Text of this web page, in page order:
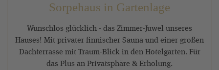
Sorpehaus in Gartenlage
Wunschlos glücklich - das Zimmer-Juwel unseres
Hauses! Mit privater finnischer Sauna und einer großen
Dachterrasse mit Traum-Blick in den Hotelgarten. Für
das Plus an Privatsphäre & Erholung.